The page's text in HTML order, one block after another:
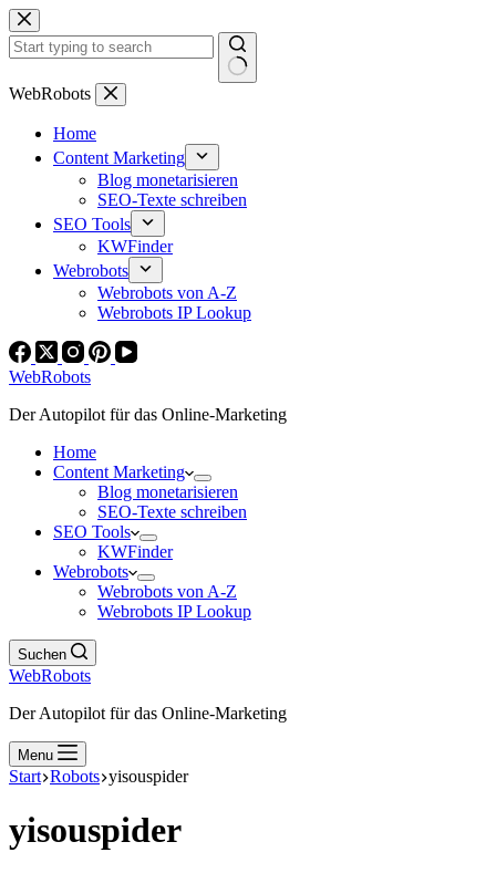
Zum
Inhalt
springen
Keine
WebRobots
Home
Content Marketing
Blog monetarisieren
SEO-Texte schreiben
SEO Tools
KWFinder
Webrobots
Webrobots von A-Z
Webrobots IP Lookup
WebRobots
Der Autopilot für das Online-Marketing
Home
Content Marketing
Blog monetarisieren
SEO-Texte schreiben
SEO Tools
KWFinder
Webrobots
Webrobots von A-Z
Webrobots IP Lookup
Suchen
WebRobots
Der Autopilot für das Online-Marketing
Menu
Start Robots yisouspider
yisouspider